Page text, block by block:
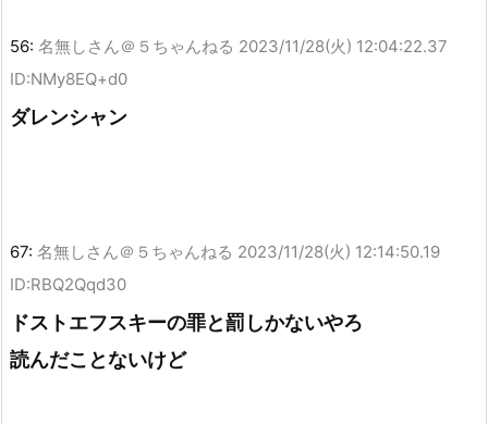
56: 名無しさん＠５ちゃんねる 2023/11/28(火) 12:04:22.37
ID:NMy8EQ+d0
ダレンシャン
67: 名無しさん＠５ちゃんねる 2023/11/28(火) 12:14:50.19
ID:RBQ2Qqd30
ドストエフスキーの罪と罰しかないやろ
読んだことないけど